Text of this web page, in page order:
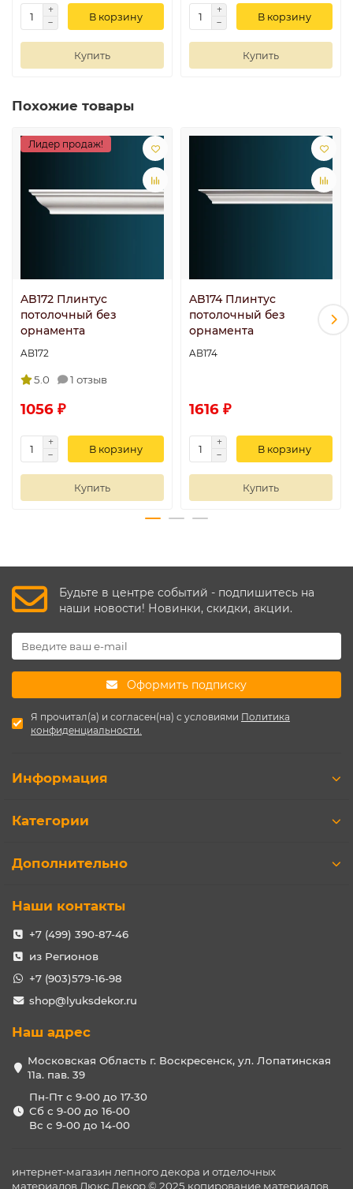
В корзину
Купить
В корзину
Купить
Похожие товары
Лидер продаж!
AB172 Плинтус
потолочный без
орнамента
AB172
5.0 1 отзыв
1056 ₽
В корзину
Купить
AB174 Плинтус
потолочный без
орнамента
AB174
1616 ₽
В корзину
Купить
Будьте в центре событий - подпишитесь на
наши новости! Новинки, скидки, акции.
Оформить подписку
Я прочитал(а) и согласен(на) с условиями Политика
конфиденциальности.
Информация
Категории
Дополнительно
Наши контакты
+7 (499) 390-87-46
из Регионов
+7 (903)579-16-98
shop@lyuksdekor.ru
Наш адрес
Московская Область г. Воскресенск, ул. Лопатинская
11а. пав. 39
Пн-Пт с 9-00 до 17-30
Сб с 9-00 до 16-00
Вс с 9-00 до 14-00
интернет-магазин лепного декора и отделочных
материалов Люкс Декор © 2025 копирование материалов